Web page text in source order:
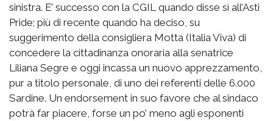
sinistra. E’ successo con la CGIL quando disse sì all’Asti
Pride; più di recente quando ha deciso, su
suggerimento della consigliera Motta (Italia Viva) di
concedere la cittadinanza onoraria alla senatrice
Liliana Segre e oggi incassa un nuovo apprezzamento,
pur a titolo personale, di uno dei referenti delle 6.000
Sardine. Un endorsement in suo favore che al sindaco
potrà far piacere, forse un po’ meno agli esponenti